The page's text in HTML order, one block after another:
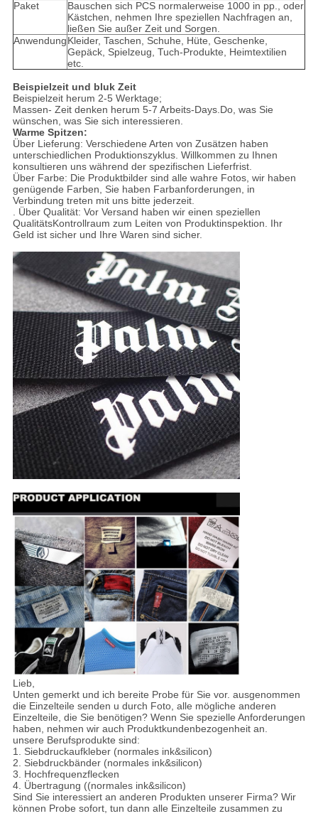
Paket
Bauschen sich PCS normalerweise 1000 in pp., oder
Kästchen, nehmen Ihre speziellen Nachfragen an,
ließen Sie außer Zeit und Sorgen.
AnwendungKleider, Taschen, Schuhe, Hüte, Geschenke,
Gepäck, Spielzeug, Tuch-Produkte, Heimtextilien
etc.
Beispielzeit und bluk Zeit
Beispielzeit herum 2-5 Werktage;
Massen- Zeit denken herum 5-7 Arbeits-Days.Do, was Sie
wünschen, was Sie sich interessieren.
Warme Spitzen:
Über Lieferung: Verschiedene Arten von Zusätzen haben
unterschiedlichen Produktionszyklus. Willkommen zu Ihnen
konsultieren uns während der spezifischen Lieferfrist.
Über Farbe: Die Produktbilder sind alle wahre Fotos, wir haben
genügende Farben, Sie haben Farbanforderungen, in
Verbindung treten mit uns bitte jederzeit.
. Über Qualität: Vor Versand haben wir einen speziellen
QualitätsKontrollraum zum Leiten von Produktinspektion. Ihr
Geld ist sicher und Ihre Waren sind sicher.
Lieb,
Unten gemerkt und ich bereite Probe für Sie vor. ausgenommen
die Einzelteile senden u durch Foto, alle mögliche anderen
Einzelteile, die Sie benötigen? Wenn Sie spezielle Anforderungen
haben, nehmen wir auch Produktkundenbezogenheit an.
unsere Berufsprodukte sind:
1. Siebdruckaufkleber (normales ink&silicon)
2. Siebdruckbänder (normales ink&silicon)
3. Hochfrequenzflecken
4. Übertragung ((normales ink&silicon)
Sind Sie interessiert an anderen Produkten unserer Firma? Wir
können Probe sofort, tun dann alle Einzelteile zusammen zu